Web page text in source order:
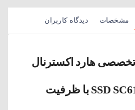
مشخصات دیدگاه کاربران
هارد اکسترنال
ای دیتا مدلSSD SC610 با ظرفیت